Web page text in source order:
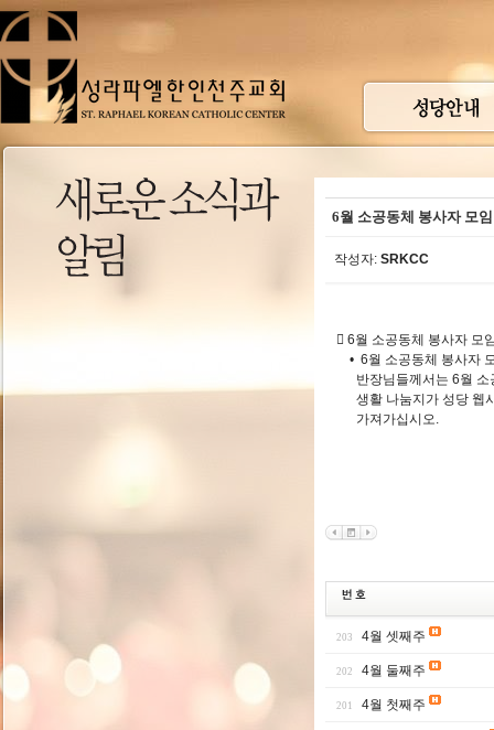
6월 소공동체 봉사자 모임
작성자: SRKCC
 6월 소공동체 봉사자 모
• 6월 소공동체 봉사자
반장님들께서는 6월 소
생활 나눔지가 성당 웹
가져가십시오.
203 4월 셋째주
202 4월 둘째주
201 4월 첫째주